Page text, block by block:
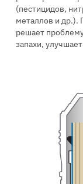
(пестицидов,
металлов и др.).
решает
запахи,